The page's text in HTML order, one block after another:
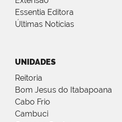
Essentia Editora
Últimas Notícias
UNIDADES
Reitoria
Bom Jesus do Itabapoana
Cabo Frio
Cambuci